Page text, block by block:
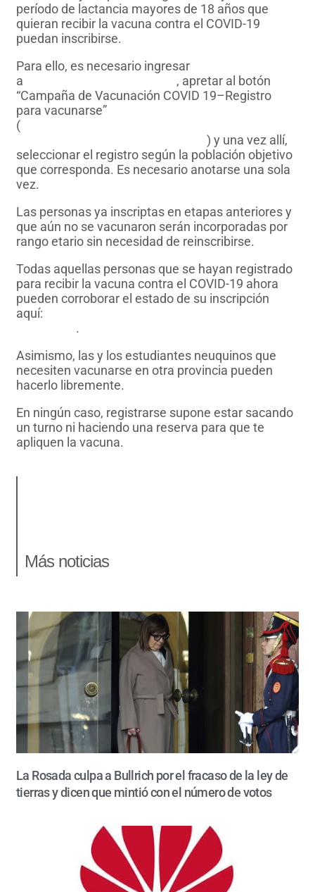
período de lactancia mayores de 18 años que
quieran recibir la vacuna contra el COVID-19
puedan inscribirse.
Para ello, es necesario ingresar
a
, apretar al botón
“Campaña de Vacunación COVID 19–Registro
para vacunarse”
(
) y una vez allí,
seleccionar el registro según la población objetivo
que corresponda. Es necesario anotarse una sola
vez.
Las personas ya inscriptas en etapas anteriores y
que aún no se vacunaron serán incorporadas por
rango etario sin necesidad de reinscribirse.
Todas aquellas personas que se hayan registrado
para recibir la vacuna contra el COVID-19 ahora
pueden corroborar el estado de su inscripción
aquí:
.
Asimismo, las y los estudiantes neuquinos que
necesiten vacunarse en otra provincia pueden
hacerlo libremente.
En ningún caso, registrarse supone estar sacando
un turno ni haciendo una reserva para que te
apliquen la vacuna.
Más noticias
La Rosada culpa a Bullrich por el fracaso de la ley de
tierras y dicen que mintió con el número de votos